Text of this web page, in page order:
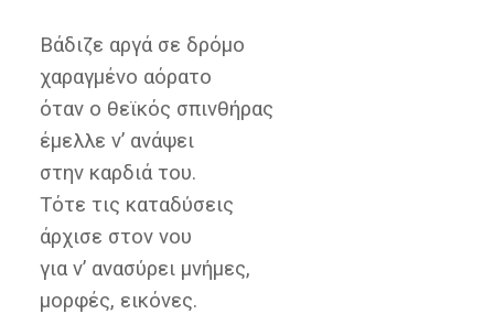
Βάδιζε αργά σε δρόμο
χαραγμένο αόρατο
όταν ο θεϊκός σπινθήρας
έμελλε ν’ ανάψει
στην καρδιά του.
Τότε τις καταδύσεις
άρχισε στον νου
για ν’ ανασύρει μνήμες,
μορφές, εικόνες.